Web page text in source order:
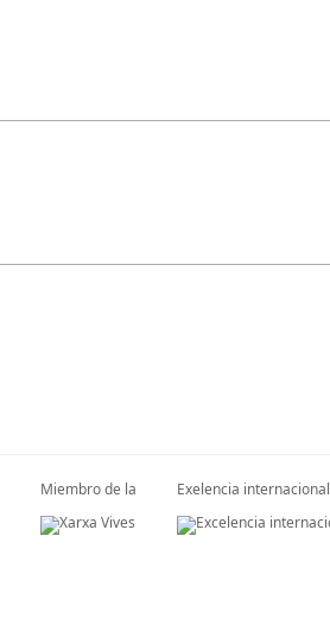
Miembro de la Exelencia internacional